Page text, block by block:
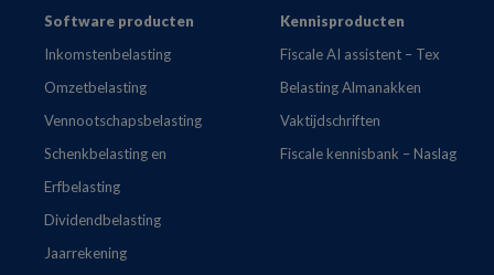
FooterSoftware producten
Inkomstenbelasting
Omzetbelasting
Vennootschapsbelasting
Schenkbelasting en
Erfbelasting
Dividendbelasting
Jaarrekening
Kennisproducten
Fiscale AI assistent – Tex
Belasting Almanakken
Vaktijdschriften
Fiscale kennisbank – Naslag